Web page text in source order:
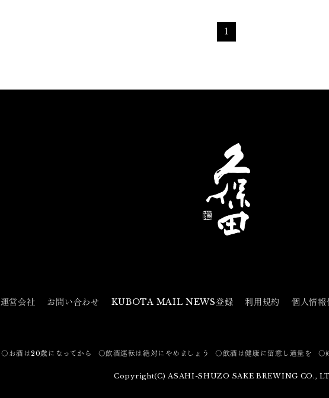
1
運営会社 お問い合わせ KUBOTA MAIL NEWS登録 利用規約 個人情報
〇お酒は20歳になってから 〇飲酒運転は絶対にやめましょう 〇飲酒は健康に留意し適量を 〇
Copyright(C) ASAHI-SHUZO SAKE BREWING CO.,